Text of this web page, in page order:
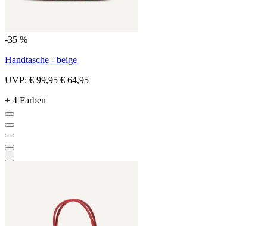
-35 %
Handtasche - beige
UVP: € 99,95 € 64,95
+ 4 Farben